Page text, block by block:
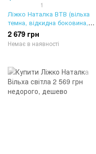
1
Ліжко Наталка ВТВ (вільха
темна, відкидна боковина,
колеса)
2 679 грн
Немає в наявності